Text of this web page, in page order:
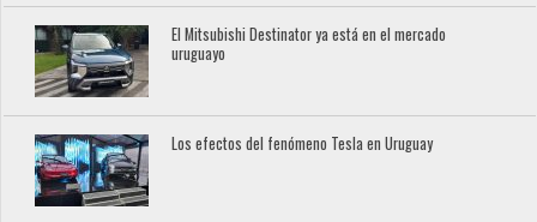
El Mitsubishi Destinator ya está en el mercado
uruguayo
Los efectos del fenómeno Tesla en Uruguay